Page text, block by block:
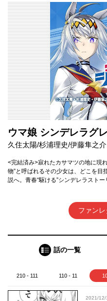
ウマ娘 シンデレラグ
久住太陽/杉浦理史/伊藤隼之
<完結済み>寂れたカサマツの地に現
物”と呼ばれるその少女は、どこを
説へ。青春“駆ける”シンデレラスト
ファン
話の一覧
210 - 111 110 - 11
2021/12/